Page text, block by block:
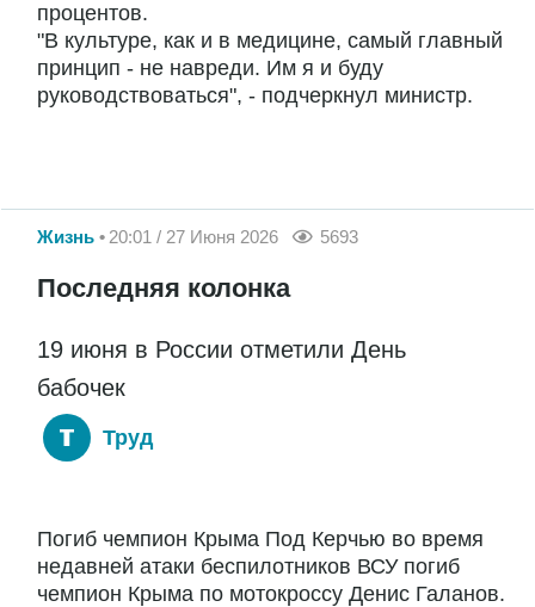
процентов.
"В культуре, как и в медицине, самый главный
принцип - не навреди. Им я и буду
руководствоваться", - подчеркнул министр.
Жизнь 20:01 / 27 Июня 2026 5693
Последняя колонка
19 июня в России отметили День
бабочек
Труд
Погиб чемпион Крыма Под Керчью во время
недавней атаки беспилотников ВСУ погиб
чемпион Крыма по мотокроссу Денис Галанов.